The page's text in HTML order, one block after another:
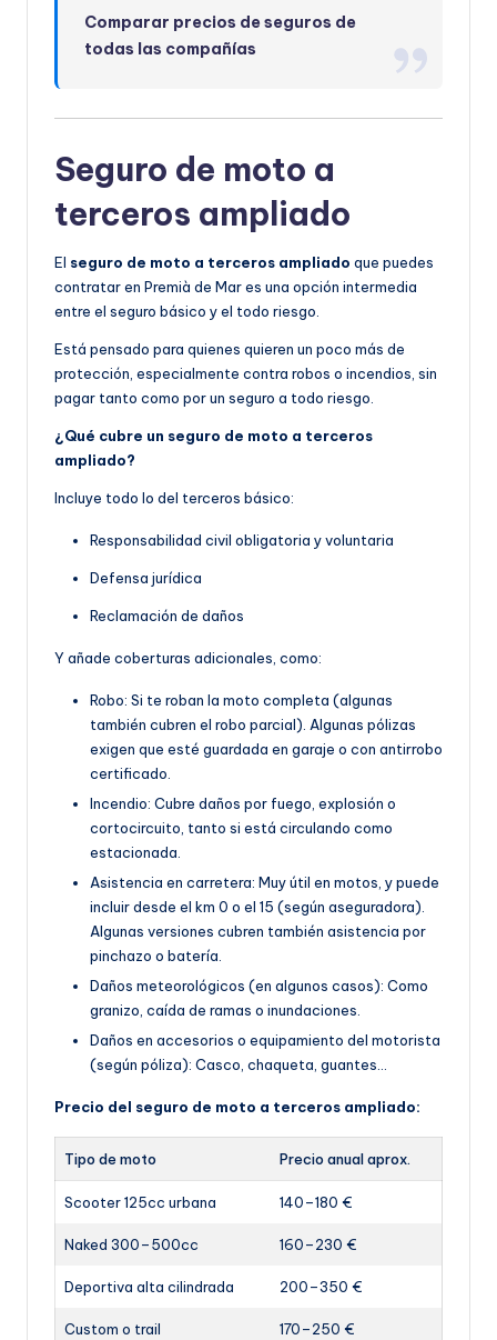
Comparar precios de seguros de
todas las compañías
Seguro de moto a
terceros ampliado
El seguro de moto a terceros ampliado que puedes
contratar en Premià de Mar es una opción intermedia
entre el seguro básico y el todo riesgo.
Está pensado para quienes quieren un poco más de
protección, especialmente contra robos o incendios, sin
pagar tanto como por un seguro a todo riesgo.
¿Qué cubre un seguro de moto a terceros
ampliado?
Incluye todo lo del terceros básico:
Responsabilidad civil obligatoria y voluntaria
Defensa jurídica
Reclamación de daños
Y añade coberturas adicionales, como:
Robo: Si te roban la moto completa (algunas
también cubren el robo parcial). Algunas pólizas
exigen que esté guardada en garaje o con antirrobo
certificado.
Incendio: Cubre daños por fuego, explosión o
cortocircuito, tanto si está circulando como
estacionada.
Asistencia en carretera: Muy útil en motos, y puede
incluir desde el km 0 o el 15 (según aseguradora).
Algunas versiones cubren también asistencia por
pinchazo o batería.
Daños meteorológicos (en algunos casos): Como
granizo, caída de ramas o inundaciones.
Daños en accesorios o equipamiento del motorista
(según póliza): Casco, chaqueta, guantes…
Precio del seguro de moto a terceros ampliado:
Tipo de moto Precio anual aprox.
Scooter 125cc urbana 140–180 €
Naked 300–500cc 160–230 €
Deportiva alta cilindrada 200–350 €
Custom o trail 170–250 €